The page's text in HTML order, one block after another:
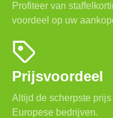
Profiteer van
voordeel op uw
Prijsvoordeel
Altijd de scherpste
Europese bedrijven.